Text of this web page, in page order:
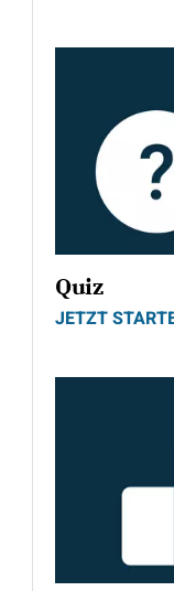
Quiz
JETZT